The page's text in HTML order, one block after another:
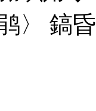
〉 鎬